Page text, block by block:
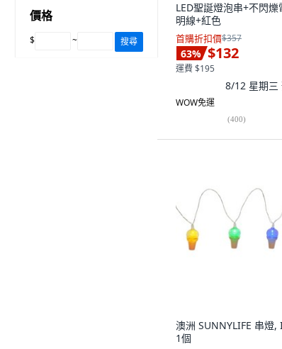
價格
$ ~ 搜尋
LED聖誕燈泡串+不閃
明線+紅色
首購折扣價$357
63% $132
運費 $195
8/12 星期三
WOW免運
(400)
澳洲 SUNNYLIFE 串燈
1個